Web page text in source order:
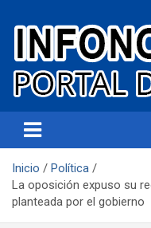
Infonoa
Inicio
Política
La oposición expuso su
planteada por el gobierno